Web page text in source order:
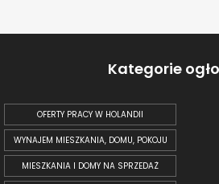
Kategorie
OFERTY PRACY W HOLANDII
WYNAJEM MIESZKANIA, DOMU, POKOJU
MIESZKANIA I DOMY NA SPRZEDAŻ